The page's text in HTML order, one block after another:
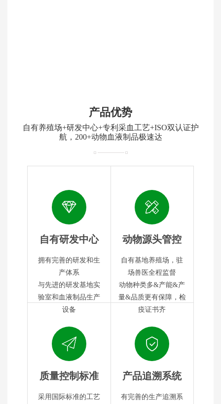
产品优势
自有养殖场+研发中心+专利采血工艺+ISO双认证护
航，200+动物血液制品极速达
自有研发中心
拥有完善的研发和生
产体系
与先进的研发基地实
验室和血液制品生产
设备
动物源头管控
自有基地养殖场，驻
场兽医全程监督
动物种类多&产能&产
量&品质更有保障，检
疫证书齐
质量控制标准
采用国际标准的工艺
产品追溯系统
有完善的生产追溯系